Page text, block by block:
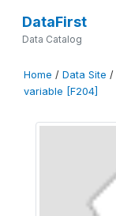
DataFirst
Data Catalog
Home / Data Site /
variable [F204]